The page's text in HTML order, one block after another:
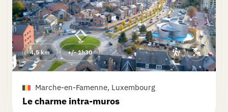
toujours sur le bon chemin.
Lire la suite
4,5 km +/- 1h30
Marche-en-Famenne, Luxembourg
Le charme intra-muros